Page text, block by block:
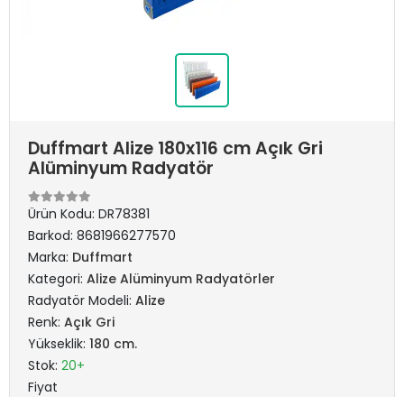
Duffmart Alize 180x116 cm Açık Gri
Alüminyum Radyatör
Ürün Kodu: DR78381
Barkod: 8681966277570
Marka: Duffmart
Kategori: Alize Alüminyum Radyatörler
Radyatör Modeli: Alize
Renk: Açık Gri
Yükseklik: 180 cm.
Stok: 20+
Fiyat